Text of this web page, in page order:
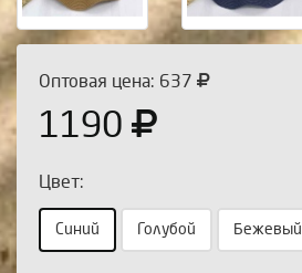
Оптовая цена: 637
1190
Цвет:
Синий Голубой Бежевый